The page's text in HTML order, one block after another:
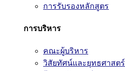
การรับรองหลักสูตร
การบริหาร
คณะผู้บริหาร
วิสัยทัศน์และยุทธศาสตร์